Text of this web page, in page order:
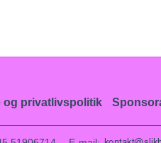
og privatlivspolitik